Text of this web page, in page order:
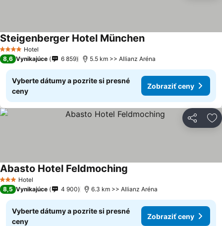
4 Počet hviezdičiek
Hotel
Steigenberger Hotel München
8,6 Vynikajúce 6 859 5.5 km >> Allianz Aréna
Vyberte dátumy a pozrite si presné
ceny
Zobraziť ceny
Zdieľať
3 Počet hviezdičiek
Hotel
Abasto Hotel Feldmoching
8,5 Vynikajúce 4 900 6.3 km >> Allianz Aréna
Vyberte dátumy a pozrite si presné
ceny
Zobraziť ceny